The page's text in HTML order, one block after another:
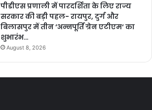
पीडीएस प्रणाली में पारदर्शिता के लिए राज्य
सरकार की बड़ी पहल- रायपुर, दुर्ग और
बिलासपुर में तीन ‘अन्नपूर्ति ग्रेन एटीएम‘ का
शुभारंभ…
August 8, 2026